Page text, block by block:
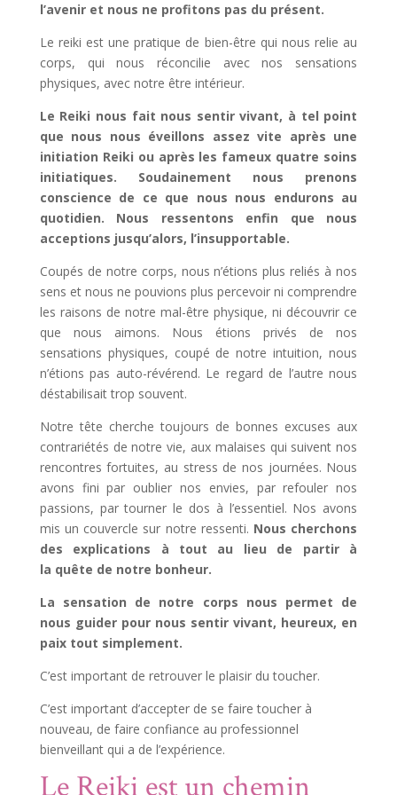
l’avenir et nous ne profitons pas du présent.
Le reiki est une pratique de bien-être qui nous relie au
corps, qui nous réconcilie avec nos sensations
physiques, avec notre être intérieur.
Le Reiki nous fait nous sentir vivant, à tel point
que nous nous éveillons assez vite après une
initiation Reiki ou après les fameux quatre soins
initiatiques. Soudainement nous prenons
conscience de ce que nous nous endurons au
quotidien. Nous ressentons enfin que nous
acceptions jusqu’alors, l’insupportable.
Coupés de notre corps, nous n’étions plus reliés à nos
sens et nous ne pouvions plus percevoir ni comprendre
les raisons de notre mal-être physique, ni découvrir ce
que nous aimons. Nous étions privés de nos
sensations physiques, coupé de notre intuition, nous
n’étions pas auto-révérend. Le regard de l’autre nous
déstabilisait trop souvent.
Notre tête cherche toujours de bonnes excuses aux
contrariétés de notre vie, aux malaises qui suivent nos
rencontres fortuites, au stress de nos journées. Nous
avons fini par oublier nos envies, par refouler nos
passions, par tourner le dos à l’essentiel. Nos avons
mis un couvercle sur notre ressenti. Nous cherchons
des explications à tout au lieu de partir à
la quête de notre bonheur.
La sensation de notre corps nous permet de
nous guider pour nous sentir vivant, heureux, en
paix tout simplement.
C’est important de retrouver le plaisir du toucher.
C’est important d’accepter de se faire toucher à
nouveau, de faire confiance au professionnel
bienveillant qui a de l’expérience.
Le Reiki est un chemin